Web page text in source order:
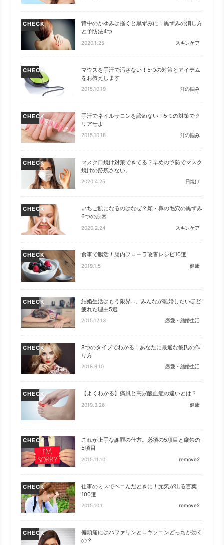
CHECK
背中のかゆみは掻くと黒ずみに！黒ずみの消し方
と予防法4つ
2020.1.25 スキンケア
CHECK
マウスを手汗で汚さない！5つの対策とアイテム
をお教えします
2015.10.19 汗の悩み
CHECK
手汗でネイルサロンを諦めない！5つの対策でク
リアせよ
2015.10.18 汗の悩み
CHECK
マスク日焼け対策できてる？早めの予防でマスク
焼けの跡残さない。
2020.4.25 日焼け
CHECK
いちご肌になるのはなぜ？頬・鼻の毛穴の黒ずみ
6つの原因
2020.2.24 スキンケア
CHECK 食事で腸活！腸内フローラ改善レシピ10選
2019.1.5 健康
CHECK
結婚生活はもう限界…。みんなが離婚したいほど
疲れた理由5選
2015.12.13 恋愛・結婚生活
CHECK
8つのタイプでわかる！あなたに最適な彼氏の作
り方
2018.9.10 恋愛・結婚生活
CHECK 【よくわかる】痛風と高尿酸血症の違いとは？
2019.3.26 健康
CHECK
これが上手な謝罪の仕方。必須の5項目と厳禁の
5項目
2015.11.10 remove2
CHECK
仕事のミスでヘコんだときに！元気が出る言葉
100選
2015.10.1 remove2
CHECK
偏頭痛にはバファリンとロキソニンどっちが効く
の？